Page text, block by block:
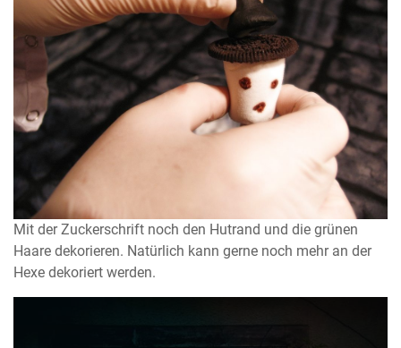
Mit der Zuckerschrift noch den Hutrand und die grünen
Haare dekorieren. Natürlich kann gerne noch mehr an der
Hexe dekoriert werden.